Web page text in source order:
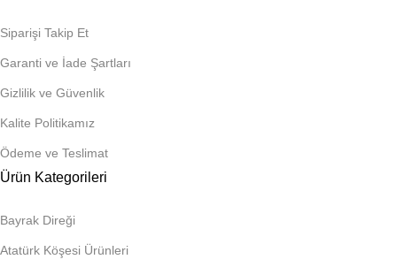
Siparişi Takip Et
Garanti ve İade Şartları
Gizlilik ve Güvenlik
Kalite Politikamız
Ödeme ve Teslimat
Ürün Kategorileri
Bayrak Direği
Atatürk Köşesi Ürünleri